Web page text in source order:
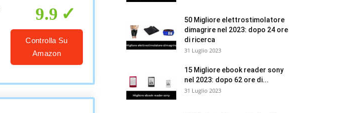
9.9
Controlla Su
Amazon
50 Migliore elettrostimolatore
dimagrire nel 2023: dopo 24 ore
di ricerca
31 Luglio 2023
15 Migliore ebook reader sony
nel 2023: dopo 62 ore di...
31 Luglio 2023